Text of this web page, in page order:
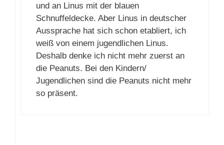
und an Linus mit der blauen
Schnuffeldecke. Aber Linus in deutscher
Aussprache hat sich schon etabliert, ich
weiß von einem jugendlichen Linus.
Deshalb denke ich nicht mehr zuerst an
die Peanuts. Bei den Kindern/
Jugendlichen sind die Peanuts nicht mehr
so präsent.